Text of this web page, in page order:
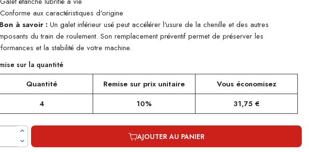
Conforme aux caractéristiques d'origine
Bon à savoir : Un galet inférieur usé peut accélérer l'usure de la chenille et des autres
du train de roulement. Son remplacement préventif permet de préserver les
et la stabilité de votre machine.
sur la quantité
Quantité Remise sur prix unitaire
Vous économisez
4
10% 31,75 €
AJOUTER AU PANIER